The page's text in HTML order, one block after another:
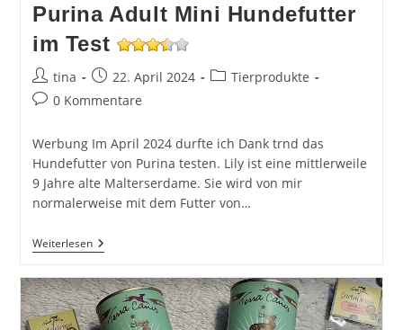
Purina Adult Mini Hundefutter
im Test
Beitrags-
Autor:
tina
Beitrag
veröffentlicht:
22. April 2024
Beitrags-
Tierprodukte
Beitrags-
0 Kommentare
Werbung Im April 2024 durfte ich Dank trnd das
Hundefutter von Purina testen. Lily ist eine mittlerweile
9 Jahre alte Malterserdame. Sie wird von mir
normalerweise mit dem Futter von…
WeiterlesenPurina
Adult
Hundefutter
Im
Test